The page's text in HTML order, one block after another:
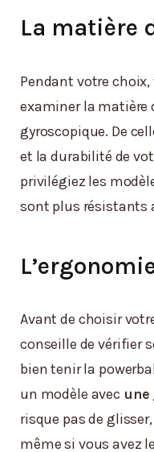
La matière
Pendant votre
examiner la matière
gyroscopique. De
et la durabilité de
privilégiez les
sont plus résistants
Avant de choisir
conseille de vérifier
bien tenir la
un modèle avec une
risque pas de
même si vous avez